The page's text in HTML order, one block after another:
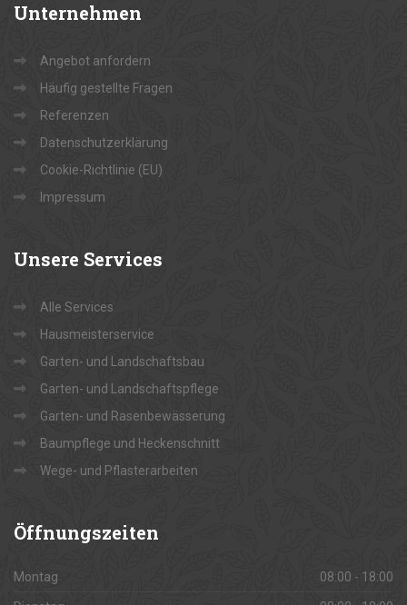
Unternehmen
Angebot anfordern
Häufig gestellte Fragen
Referenzen
Datenschutzerklärung
Cookie-Richtlinie (EU)
Impressum
Unsere Services
Alle Services
Hausmeisterservice
Garten- und Landschaftsbau
Garten- und Landschaftspflege
Garten- und Rasenbewässerung
Baumpflege und Heckenschnitt
Wege- und Pflasterarbeiten
Öffnungszeiten
Montag 08:00 - 18:00